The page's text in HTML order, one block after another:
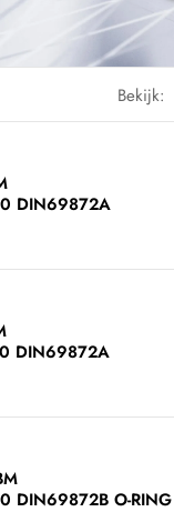
Bekijk:
DIN69872A
DIN69872A
DIN69872B O-RING